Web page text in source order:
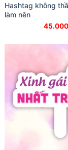
Hashtag không
làm nên
45.000